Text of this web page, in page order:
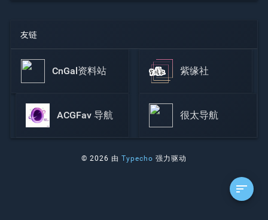
友链
CnGal资料站 紫缘社
ACGFav 导航 很太导航
© 2026 由Typecho 强力驱动
sort